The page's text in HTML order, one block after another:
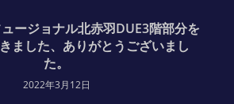
ュージョナル北赤羽DUE3階部分を
ました、ありがとうございまし
た。
2022年3月12日